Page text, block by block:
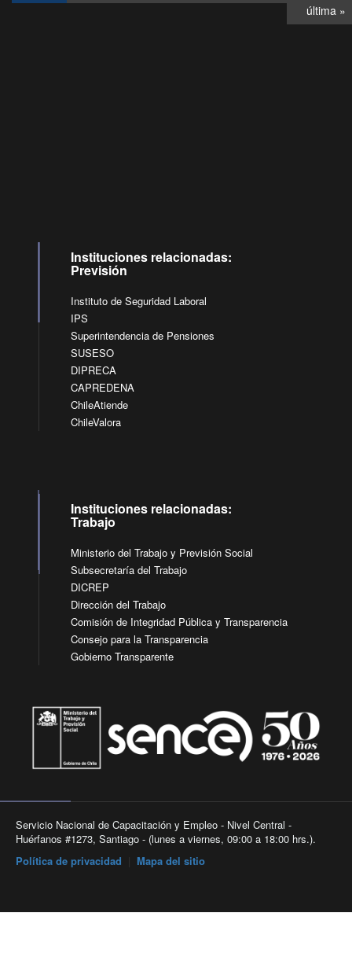
última »
Instituciones relacionadas:
Previsión
Instituto de Seguridad Laboral
IPS
Superintendencia de Pensiones
SUSESO
DIPRECA
CAPREDENA
ChileAtiende
ChileValora
Instituciones relacionadas:
Trabajo
Ministerio del Trabajo y Previsión Social
Subsecretaría del Trabajo
DICREP
Dirección del Trabajo
Comisión de Integridad Pública y Transparencia
Consejo para la Transparencia
Gobierno Transparente
Servicio Nacional de Capacitación y Empleo - Nivel Central -
Huérfanos #1273, Santiago - (lunes a viernes, 09:00 a 18:00 hrs.).
Política de privacidad
Mapa del sitio